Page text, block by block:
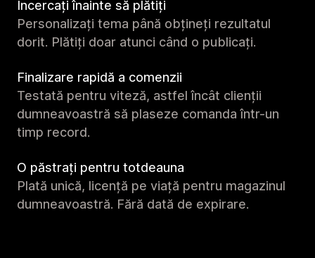
Încercați înainte să plătiți
Personalizați tema până obțineți rezultatul
dorit. Plătiți doar atunci când o publicați.
Finalizare rapidă a comenzii
Testată pentru viteză, astfel încât clienții
dumneavoastră să plaseze comanda într-un
timp record.
O păstrați pentru totdeauna
Plată unică, licență pe viață pentru magazinul
dumneavoastră. Fără dată de expirare.